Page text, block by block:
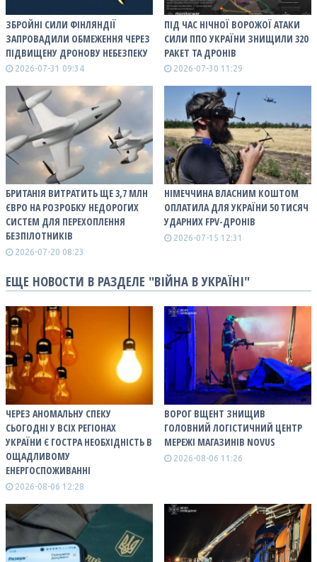
ЗБРОЙНІ СИЛИ ФІНЛЯНДІЇ
ЗАПРОВАДИЛИ ОБМЕЖЕННЯ ЧЕРЕЗ
ПІДВИЩЕНУ ДРОНОВУ НЕБЕЗПЕКУ
2026-07-31 09:34
ПІД ЧАС НІЧНОЇ ВОРОЖОЇ АТАКИ
СИЛИ ППО УКРАЇНИ ЗНИЩИЛИ 320
РАКЕТ ТА ДРОНІВ
2026-07-30 11:29
БРИТАНІЯ ВИТРАТИТЬ ЩЕ 3,7 МЛН
ЄВРО НА РОЗРОБКУ НЕДОРОГИХ
СИСТЕМ ДЛЯ ПЕРЕХОПЛЕННЯ
БЕЗПІЛОТНИКІВ
2026-07-20 08:23
НІМЕЧЧИНА ВЛАСНИМ КОШТОМ
ОПЛАТИЛА ДЛЯ УКРАЇНИ 50 ТИСЯЧ
УДАРНИХ FPV-ДРОНІВ
2026-07-15 12:31
ЕЩЕ НОВОСТИ В РАЗДЕЛЕ "ВІЙНА В УКРАЇНІ"
ЧЕРЕЗ АНОМАЛЬНУ СПЕКУ
СЬОГОДНІ У ВСІХ РЕГІОНАХ
УКРАЇНИ Є ГОСТРА НЕОБХІДНІСТЬ В
ОЩАДЛИВОМУ
ЕНЕРГОСПОЖИВАННІ
2026-08-06 12:28
ВОРОГ ВЩЕНТ ЗНИЩИВ
ГОЛОВНИЙ ЛОГІСТИЧНИЙ ЦЕНТР
МЕРЕЖІ МАГАЗИНІВ NOVUS
2026-08-06 11:26